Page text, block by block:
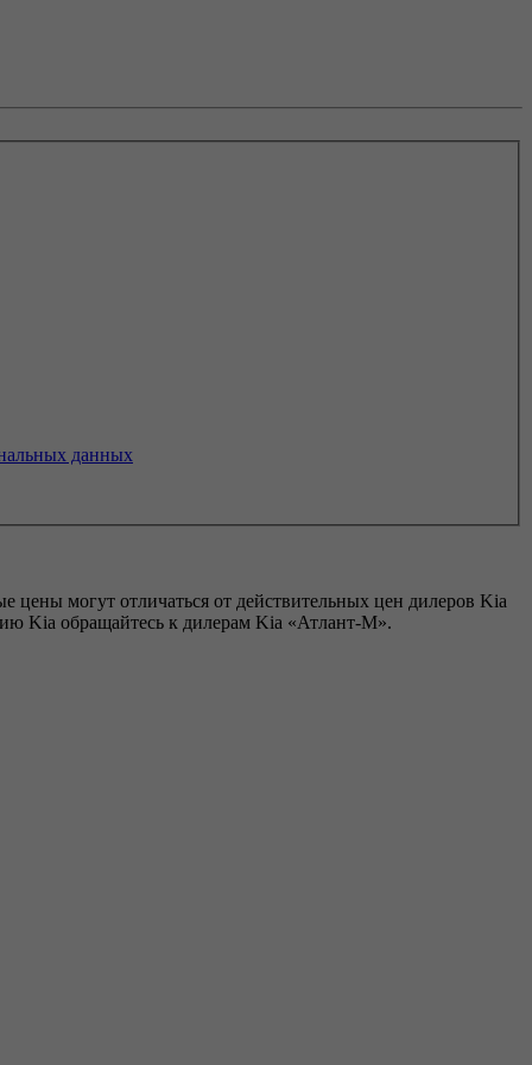
данных
могут отличаться от действительных цен дилеров Kia
Kia обращайтесь к дилерам Kia «Атлант-М».